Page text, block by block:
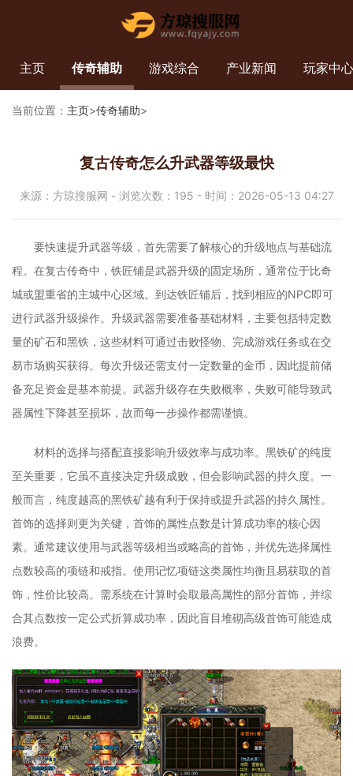
主页 传奇辅助 游戏综合 产业新闻 玩家中心
当前位置： 主页>传奇辅助>
复古传奇怎么升武器等级最快
来源：方琼搜服网 - 浏览次数：195 - 时间：2026-05-13 04:27
要快速提升武器等级，首先需要了解核心的升级地点与基础流
程。在复古传奇中，铁匠铺是武器升级的固定场所，通常位于比奇
城或盟重省的主城中心区域。到达铁匠铺后，找到相应的NPC即可
进行武器升级操作。升级武器需要准备基础材料，主要包括特定数
量的矿石和黑铁，这些材料可通过击败怪物、完成游戏任务或在交
易市场购买获得。每次升级还需支付一定数量的金币，因此提前储
备充足资金是基本前提。武器升级存在失败概率，失败可能导致武
器属性下降甚至损坏，故而每一步操作都需谨慎。
材料的选择与搭配直接影响升级效率与成功率。黑铁矿的纯度
至关重要，它虽不直接决定升级成败，但会影响武器的持久度。一
般而言，纯度越高的黑铁矿越有利于保持或提升武器的持久属性。
首饰的选择则更为关键，首饰的属性点数是计算成功率的核心因
素。通常建议使用与武器等级相当或略高的首饰，并优先选择属性
点数较高的项链和戒指。使用记忆项链这类属性均衡且易获取的首
饰，性价比较高。需系统在计算时会取最高属性的部分首饰，并综
合其点数按一定公式折算成功率，因此盲目堆砌高级首饰可能造成
浪费。